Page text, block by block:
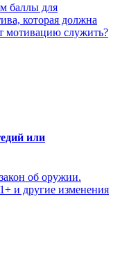
баллы для
которая должна
мотивацию служить?
или
об оружии.
и другие изменения